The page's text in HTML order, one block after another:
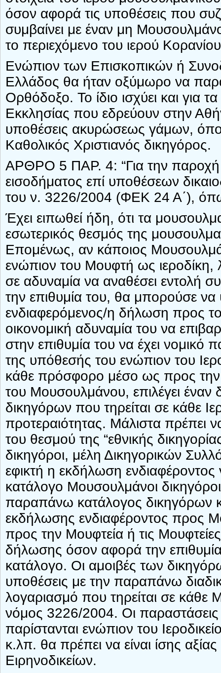
όσον αφορά τις υποθέσεις που
συμβαίνει με έναν μη
το περιεχόμενο του ιερού
Ενώπιον των Επισκοπικών ή
Ελλάδος θα ήταν οξύμωρο να
Ορθόδοξο. Το ίδιο ισχύει και για
Εκκλησίας που εδρεύουν στην
υποθέσεις ακυρώσεως γάμων,
Καθολικός Χριστιανός δικηγόρος.
ΑΡΘΡΟ 5 ΠΑΡ. 4: “Για την παροχή
εισοδήματος επί υποθέσεων
του ν. 3226/2004 (ΦΕΚ 24 Α΄),
Έχει ειπωθεί ήδη, ότι τα
εσωτερικός θεσμός της
Επομένως, αν κάποιος
ενώπιον του Μουφτή ως ιεροδίκη,
σε αδυναμία να αναθέσει εντολή
την επιθυμία του, θα μπορούσε
ενδιαφερόμενος/η δήλωση προς
οικονομική αδυναμία του να
στην επιθυμία του να έχει
της υπόθεσής του ενώπιον του
κάθε πρόσφορο μέσο ως προς την
του Μουσουλμάνου, επιλέγει
δικηγόρων που τηρείται σε κάθε
προτεραιότητας. Μάλιστα πρέπει
του θεσμού της “εθνικής
δικηγόροι, μέλη Δικηγορικών
εφικτή η εκδήλωση
κατάλογο Μουσουλμάνοι
παραπάνω κατάλογος δικηγόρων
εκδήλωσης ενδιαφέροντος προς
προς την Μουφτεία ή τις
δήλωσης όσον αφορά την
κατάλογο. Οι αμοιβές των
υποθέσεις με την παραπάνω
λογαριασμό που τηρείται σε
νόμος 3226/2004. Οι
παρίστανται ενώπιον του
κ.λπ. θα πρέπει να είναι ίσης
Ειρηνοδικείων.